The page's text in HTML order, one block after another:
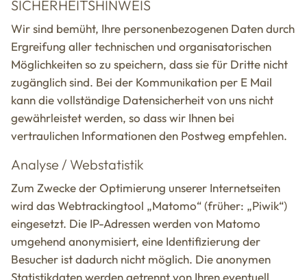
SICHERHEITSHINWEIS
Wir sind bemüht, Ihre personenbezogenen Daten durch
Ergreifung aller technischen und organisatorischen
Möglichkeiten so zu speichern, dass sie für Dritte nicht
zugänglich sind. Bei der Kommunikation per E Mail
kann die vollständige Datensicherheit von uns nicht
gewährleistet werden, so dass wir Ihnen bei
vertraulichen Informationen den Postweg empfehlen.
Analyse / Webstatistik
Zum Zwecke der Optimierung unserer Internetseiten
wird das Webtrackingtool „Matomo“ (früher: „Piwik“)
eingesetzt. Die IP-Adressen werden von Matomo
umgehend anonymisiert, eine Identifizierung der
Besucher ist dadurch nicht möglich. Die anonymen